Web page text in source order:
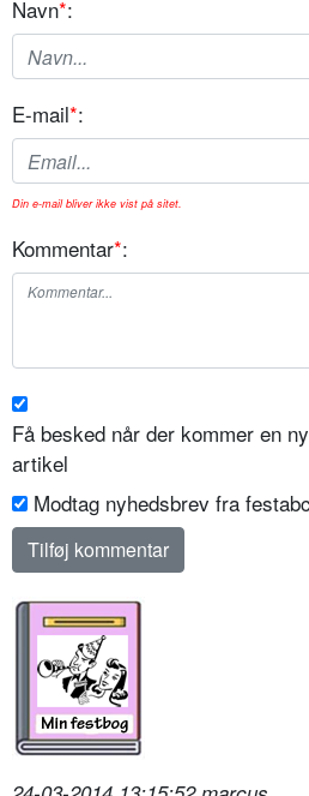
Navn*:
E-mail*:
Din e-mail bliver ikke vist på sitet.
Kommentar*:
Få besked når der kommer en
artikel
Modtag nyhedsbrev fra